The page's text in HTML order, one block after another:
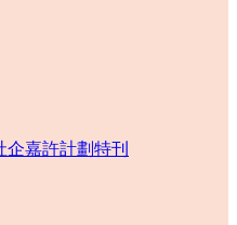
企嘉許計劃特刊